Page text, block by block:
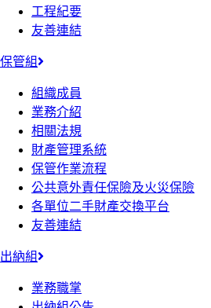
工程紀要
友善連結
保管組
組織成員
業務介紹
相關法規
財產管理系統
保管作業流程
公共意外責任保險及火災保險
各單位二手財產交換平台
友善連結
出納組
業務職掌